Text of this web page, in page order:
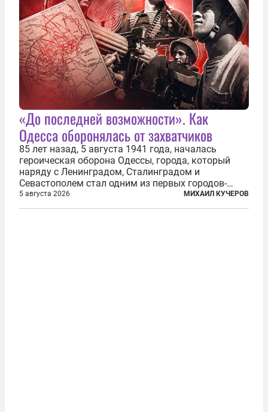
«До последней возможности». Как
Одесса оборонялась от захватчиков
85 лет назад, 5 августа 1941 года, началась
героическая оборона Одессы, города, который
наряду с Ленинградом, Сталинградом и
Севастополем стал одним из первых городов-
героев. Историки приводят фразу из телеграммы
Иосифа Сталина, датированной сентябрем 1941-
5 августа 2026 МИХАИЛ КУЧЕРОВ